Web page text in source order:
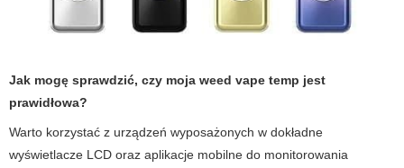
Jak mogę sprawdzić, czy moja weed vape temp jest
prawidłowa?
Warto korzystać z urządzeń wyposażonych w dokładne
wyświetlacze LCD oraz aplikacje mobilne do monitorowania